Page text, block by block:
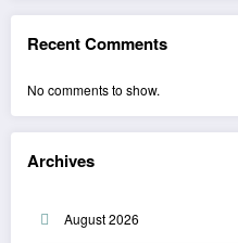
Recent Comments
No comments to show.
Archives
August 2026